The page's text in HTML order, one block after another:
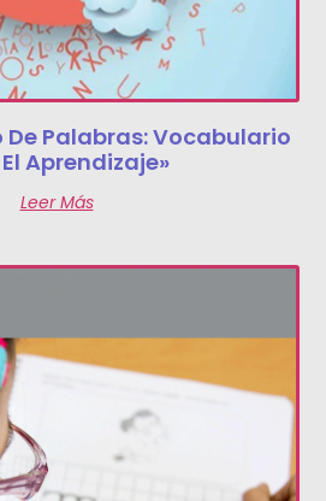
De Palabras: Vocabulario
Aprendizaje»
Leer Más